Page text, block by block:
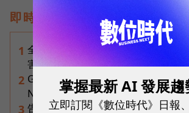
即時熱門文章
1 全台最大全聯首日業績破百萬，蔡篤
害的大型店！為何把餐廳健身房都搬
2 Gemini完整教學地圖！37篇實測整
Notebooks、Spark、提示詞架構全
3 告別「極速迷思」！Opensignal 國
掌握最新 AI 發展趨
立即訂閱《數位時代》日報